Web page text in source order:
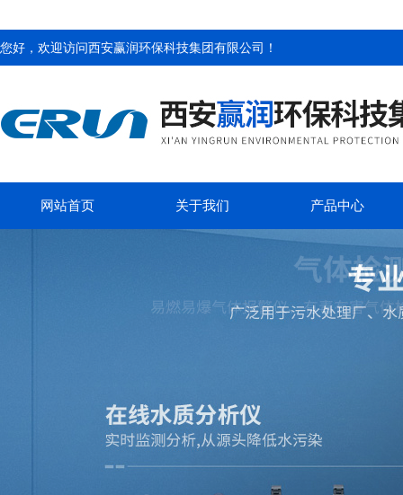
您好，欢迎访问西安赢润环保科技集团有限公司 ！
网站首页 关于我们 产品中心